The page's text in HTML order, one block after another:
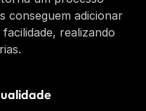
conseguem adicionar
realizando